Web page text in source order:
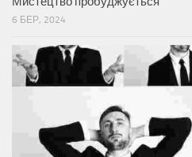
6 БЕР, 2024